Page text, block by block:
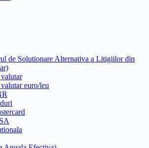
de Solutionare Alternativa a Litigiilor din
euro/leu